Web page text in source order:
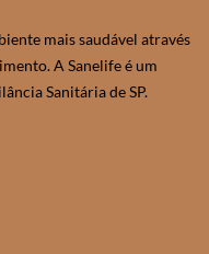
mais saudável através
A Sanelife é um
Sanitária de SP.